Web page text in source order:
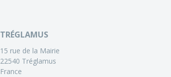
TRÉGLAMUS
15 rue de la Mairie
22540 Tréglamus
France